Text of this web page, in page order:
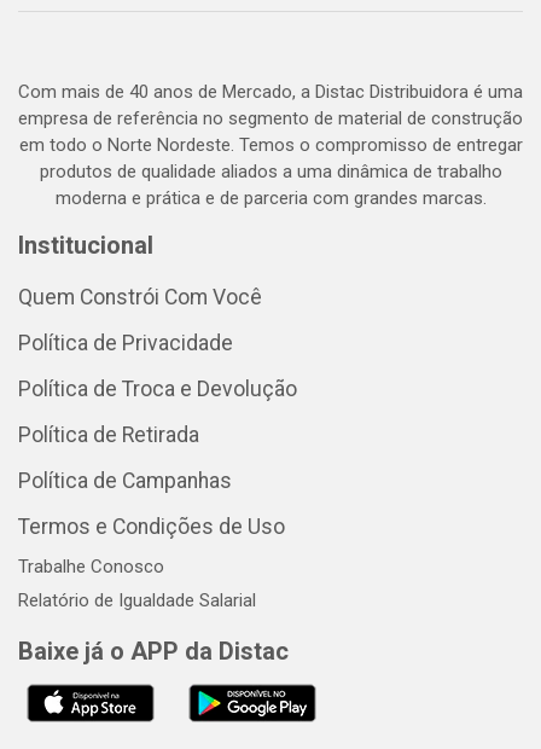
Com mais de 40 anos de Mercado, a Distac Distribuidora é uma
empresa de referência no segmento de material de construção
em todo o Norte Nordeste. Temos o compromisso de entregar
produtos de qualidade aliados a uma dinâmica de trabalho
moderna e prática e de parceria com grandes marcas.
Institucional
Quem Constrói Com Você
Política de Privacidade
Política de Troca e Devolução
Política de Retirada
Política de Campanhas
Termos e Condições de Uso
Trabalhe Conosco
Relatório de Igualdade Salarial
Baixe já o APP da Distac